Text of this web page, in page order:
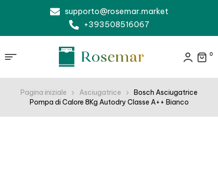
supporto@rosemar.market
+393508516067
0
Pagina iniziale Asciugatrice
Bosch Asciugatrice
Pompa di Calore 8Kg Autodry Classe A++ Bianco